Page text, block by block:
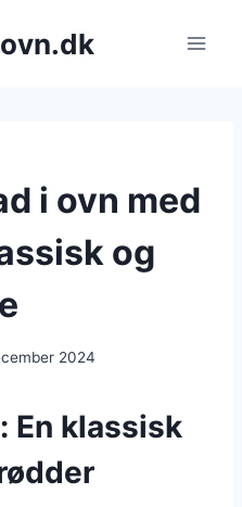
i ovn med
og
2024
En klassisk